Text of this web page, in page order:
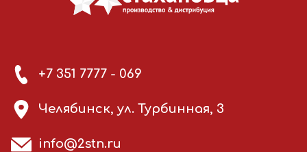
+7 351 7777 - 069
Челябинск, ул. Турбинная, 3
info@2stn.ru